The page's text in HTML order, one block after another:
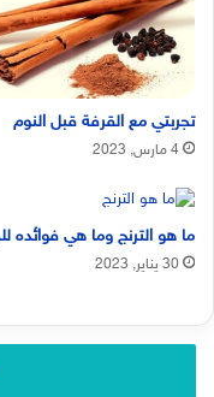
تجربتي مع القرفة قبل النوم
4 مارس, 2023
ما هو الترنج وما هي فوائده
30 يناير, 2023